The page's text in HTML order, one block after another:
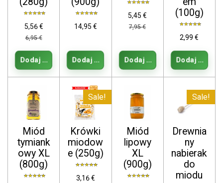
5,56 €
6,95 €
Dodaj do koszyka
14,95 €
Dodaj do koszyka
5,45 €
7,95 €
Dodaj do koszyka
(100g)
2,99 €
Dodaj do
Miód
tymiank
owy XL
(800g)
Sale!
Krówki
miodow
e (250g)
3,16 €
Miód
lipowy
XL
(900g)
Sale!
Drewnia
ny
nabierak
do
miodu